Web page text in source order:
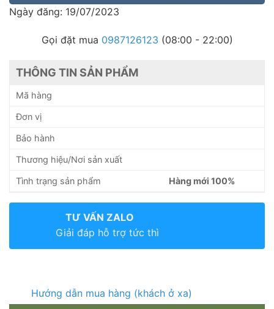
Ngày đăng: 19/07/2023
Gọi đặt mua 0987126123 (08:00 - 22:00)
THÔNG TIN SẢN PHẨM
Mã hàng
Đơn vị
Bảo hành
Thương hiệu/Nơi sản xuất
Tình trạng sản phẩm Hàng mới 100%
TƯ VẤN ZALO
Giải đáp hỗ trợ tức thì
Hướng dẫn mua hàng (khách ở xa)